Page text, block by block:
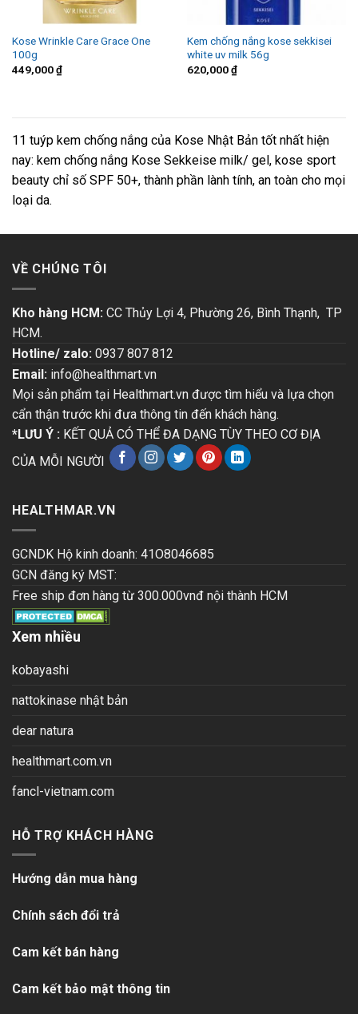
Kose Wrinkle Care Grace One
100g
449,000₫
Kem chống nắng kose sekkisei
white uv milk 56g
620,000₫
11 tuýp kem chống nắng của Kose Nhật Bản tốt nhất hiện
nay: kem chống nắng Kose Sekkeise milk/ gel, kose sport
beauty chỉ số SPF 50+, thành phần lành tính, an toàn cho mọi
loại da.
VỀ CHÚNG TÔI
Kho hàng HCM: CC Thủy Lợi 4, Phường 26, Bình Thạnh, TP
HCM.
Hotline/ zalo: 0937 807 812
Email: info@healthmart.vn
Mọi sản phẩm tại Healthmart.vn được tìm hiểu và lựa chọn
cẩn thận trước khi đưa thông tin đến khách hàng.
*LƯU Ý : KẾT QUẢ CÓ THỂ ĐA DẠNG TÙY THEO CƠ ĐỊA
CỦA MỖI NGƯỜI
HEALTHMAR.VN
GCNDK Hộ kinh doanh: 41O8046685
GCN đăng ký MST:
Free ship đơn hàng từ 300.000vnđ nội thành HCM
Xem nhiều
kobayashi
nattokinase nhật bản
dear natura
healthmart.com.vn
fancl-vietnam.com
HỖ TRỢ KHÁCH HÀNG
Hướng dẫn mua hàng
Chính sách đổi trả
Cam kết bán hàng
Cam kết bảo mật thông tin